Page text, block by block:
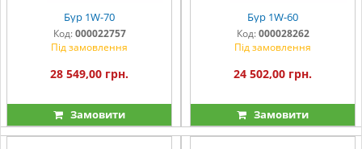
Бур 1W-70
Код: 000022757
Під замовлення
28 549,00 грн.
Замовити
Бур 1W-60
Код: 000028262
Під замовлення
24 502,00 грн.
Замовити